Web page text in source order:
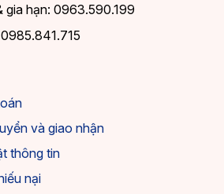
gia hạn: 0963.590.199
và giao nhận
thông tin
nại